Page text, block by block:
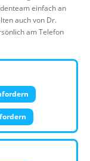
einfach an
auch von Dr.
am Telefon